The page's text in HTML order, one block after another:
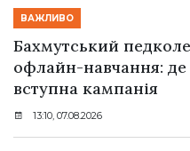
ВАЖЛИВО
Бахмутський
офлайн-навчання: де
вступна кампанія
13:10, 07.08.2026